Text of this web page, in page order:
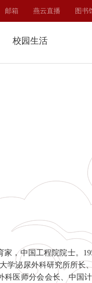
邮箱 燕云直播 图书
校园生活
，中国工程院院士。
学泌尿外科研究所所长
医师分会会长、中国